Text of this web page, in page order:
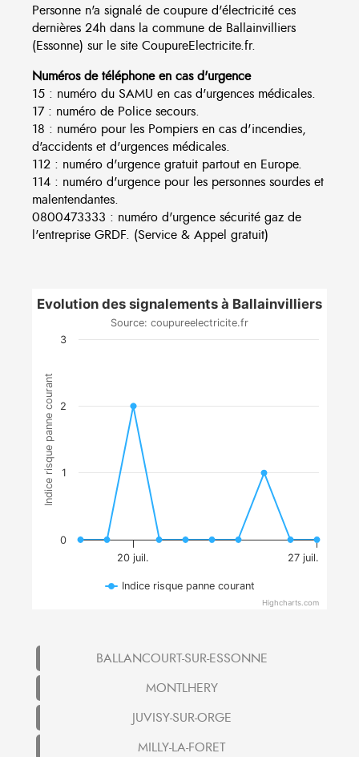
Personne n'a signalé de coupure d'électricité ces
dernières 24h dans la commune de Ballainvilliers
(Essonne) sur le site CoupureElectricite.fr.
Numéros de téléphone en cas d'urgence
15 : numéro du SAMU en cas d'urgences médicales.
17 : numéro de Police secours.
18 : numéro pour les Pompiers en cas d'incendies,
d'accidents et d'urgences médicales.
112 : numéro d'urgence gratuit partout en Europe.
114 : numéro d'urgence pour les personnes sourdes et
malentendantes.
0800473333 : numéro d'urgence sécurité gaz de
l'entreprise GRDF. (Service & Appel gratuit)
Indice risque panne courant
Evolution des signalements à Ballainvilliers
Source: coupureelectricite.fr
20 juil. 27 juil.
0
1
2
3
Indice risque panne courant
Highcharts.com
BALLANCOURT-SUR-ESSONNE
MONTLHERY
JUVISY-SUR-ORGE
MILLY-LA-FORET